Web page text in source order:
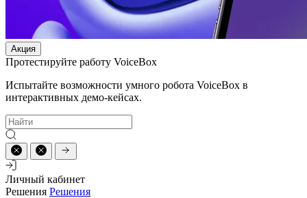
Акция
Протестируйте работу VoiceBox
Испытайте возможности умного робота VoiceBox в
интерактивных демо-кейсах.
Личный кабинет
Решения Решения